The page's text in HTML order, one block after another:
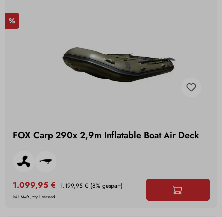
%
FOX Carp 290x 2,9m Inflatable Boat Air Deck
1.099,95 € 1.199,95 €(8% gespart)
inkl. MwSt., zzgl. Versand